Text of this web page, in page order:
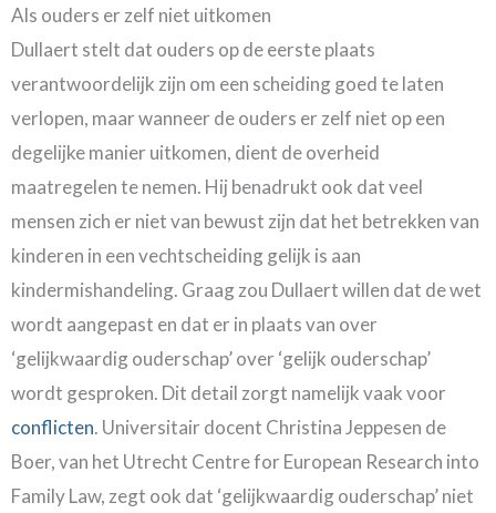
Als ouders er zelf niet uitkomen
Dullaert stelt dat ouders op de eerste plaats
verantwoordelijk zijn om een scheiding goed te laten
verlopen, maar wanneer de ouders er zelf niet op een
degelijke manier uitkomen, dient de overheid
maatregelen te nemen. Hij benadrukt ook dat veel
mensen zich er niet van bewust zijn dat het betrekken van
kinderen in een vechtscheiding gelijk is aan
kindermishandeling. Graag zou Dullaert willen dat de wet
wordt aangepast en dat er in plaats van over
‘gelijkwaardig ouderschap’ over ‘gelijk ouderschap’
wordt gesproken. Dit detail zorgt namelijk vaak voor
conflicten. Universitair docent Christina Jeppesen de
Boer, van het Utrecht Centre for European Research into
Family Law, zegt ook dat ‘gelijkwaardig ouderschap’ niet